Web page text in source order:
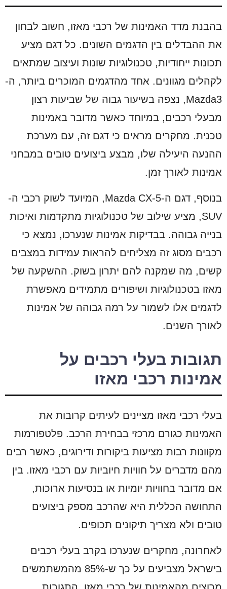
בהבנת מדד האמינות של רכבי מאזו, חשוב לבחון
את ההבדלים בין הדגמים השונים. כל דגם מציע
תכונות ייחודיות, טכנולוגיות שונות ועיצוב שמתאים
לקהלים מגוונים. אחד מהדגמים המוכרים ביותר, ה-
Mazda3, נצפה בשיעור גבוה של שביעות רצון
מבעלי רכבים, במיוחד כאשר מדובר באמינות
טכנית. מחקרים מראים כי דגם זה, עם מערכת
ההנעה היעילה שלו, מבצע ביצועים טובים במבחני
אמינות לאורך זמן.
בנוסף, דגם ה-Mazda CX-5, המיועד לשוק רכבי ה-
SUV, מציע שילוב של טכנולוגיות מתקדמות ואיכות
בנייה גבוהה. בבדיקות אמינות שנערכו, נמצא כי
רכבים מסוג זה מצליחים להראות עמידות במצבים
קשים, מה שמקנה להם יתרון בשוק. ההשקעה של
מאזו בטכנולוגיות ושיפורים מתמידים מאפשרת
לדגמים אלו לשמור על רמה גבוהה של אמינות
לאורך השנים.
תגובות בעלי רכבים על
אמינות רכבי מאזו
בעלי רכבי מאזו מציינים לעיתים קרובות את
האמינות כגורם מרכזי בבחירת הרכב. פלטפורמות
מקוונות רבות מציעות ביקורות ודירוגים, כאשר רבים
מהם מדברים על חוויות חיוביות עם רכבי מאזו. בין
אם מדובר בחוויות יומיות או בנסיעות ארוכות,
התחושה הכללית היא שהרכב מספק ביצועים
טובים ולא מצריך תיקונים תכופים.
לאחרונה, מחקרים שנערכו בקרב בעלי רכבים
בישראל מצביעים על כך ש-85% מהמשתמשים